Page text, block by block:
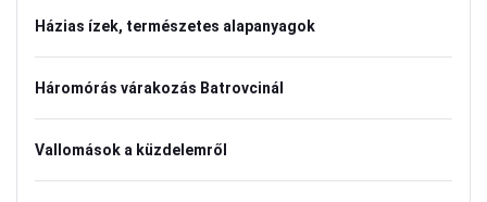
Házias ízek, természetes alapanyagok
Háromórás várakozás Batrovcinál
Vallomások a küzdelemről